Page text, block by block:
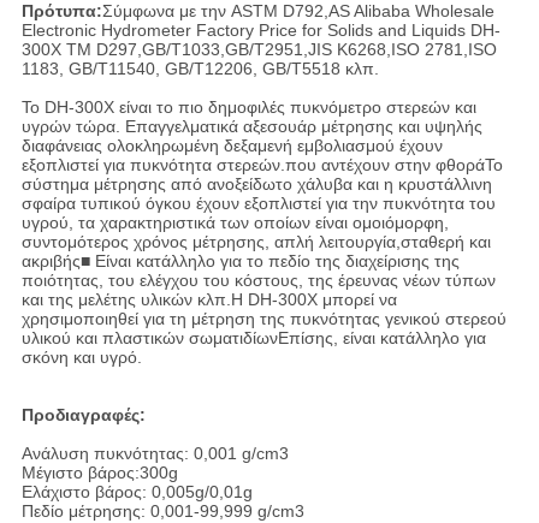
Πρότυπα:Σύμφωνα με την ASTM D792,AS Alibaba Wholesale
Electronic Hydrometer Factory Price for Solids and Liquids DH-
300X TM D297,GB/T1033,GB/T2951,JIS K6268,ISO 2781,ISO
1183, GB/T11540, GB/T12206, GB/T5518 κλπ.
Το DH-300X είναι το πιο δημοφιλές πυκνόμετρο στερεών και
υγρών τώρα. Επαγγελματικά αξεσουάρ μέτρησης και υψηλής
διαφάνειας ολοκληρωμένη δεξαμενή εμβολιασμού έχουν
εξοπλιστεί για πυκνότητα στερεών.που αντέχουν στην φθοράΤο
σύστημα μέτρησης από ανοξείδωτο χάλυβα και η κρυστάλλινη
σφαίρα τυπικού όγκου έχουν εξοπλιστεί για την πυκνότητα του
υγρού, τα χαρακτηριστικά των οποίων είναι ομοιόμορφη,
συντομότερος χρόνος μέτρησης, απλή λειτουργία,σταθερή και
ακριβής■ Είναι κατάλληλο για το πεδίο της διαχείρισης της
ποιότητας, του ελέγχου του κόστους, της έρευνας νέων τύπων
και της μελέτης υλικών κλπ.Η DH-300X μπορεί να
χρησιμοποιηθεί για τη μέτρηση της πυκνότητας γενικού στερεού
υλικού και πλαστικών σωματιδίωνΕπίσης, είναι κατάλληλο για
σκόνη και υγρό.
Προδιαγραφές:
Ανάλυση πυκνότητας: 0,001 g/cm3
Μέγιστο βάρος:300g
Ελάχιστο βάρος: 0,005g/0,01g
Πεδίο μέτρησης: 0,001-99,999 g/cm3